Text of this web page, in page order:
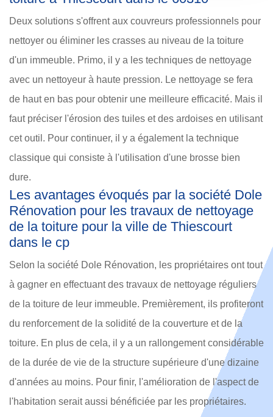
Deux solutions s'offrent aux couvreurs professionnels pour
nettoyer ou éliminer les crasses au niveau de la toiture
d'un immeuble. Primo, il y a les techniques de nettoyage
avec un nettoyeur à haute pression. Le nettoyage se fera
de haut en bas pour obtenir une meilleure efficacité. Mais il
faut préciser l'érosion des tuiles et des ardoises en utilisant
cet outil. Pour continuer, il y a également la technique
classique qui consiste à l'utilisation d'une brosse bien
dure.
Les avantages évoqués par la société Dole
Rénovation pour les travaux de nettoyage
de la toiture pour la ville de Thiescourt
dans le cp
Selon la société Dole Rénovation, les propriétaires ont tout
à gagner en effectuant des travaux de nettoyage réguliers
de la toiture de leur immeuble. Premièrement, ils profiteront
du renforcement de la solidité de la couverture et de la
toiture. En plus de cela, il y a un rallongement considérable
de la durée de vie de la structure supérieure d'une dizaine
d'années au moins. Pour finir, l'amélioration de l'aspect de
l'habitation serait aussi bénéficiée par les propriétaires.